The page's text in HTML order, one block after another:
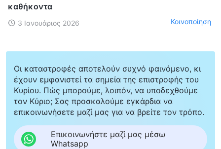
καθήκοντα
3 Ιανουάριος 2026 Κοινοποίηση
Οι καταστροφές αποτελούν συχνό φαινόμενο, κι
έχουν εμφανιστεί τα σημεία της επιστροφής του
Κυρίου. Πώς μπορούμε, λοιπόν, να υποδεχθούμε
τον Κύριο; Σας προσκαλούμε εγκάρδια να
επικοινωνήσετε μαζί μας για να βρείτε τον τρόπο.
Επικοινωνήστε μαζί μας μέσω
Whatsapp